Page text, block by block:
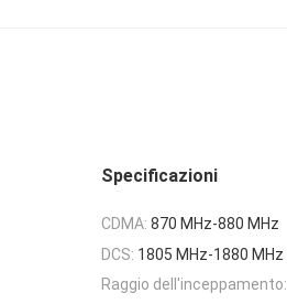
Specificazioni
CDMA: 870 MHz-880 MHz
DCS: 1805 MHz-1880 MHz
Raggio dell'inceppamento: